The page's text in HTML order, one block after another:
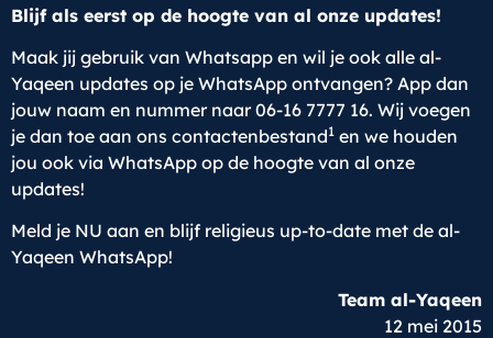
Blijf als eerst op de hoogte van al onze updates!
Maak jij gebruik van Whatsapp en wil je ook alle al-
Yaqeen updates op je WhatsApp ontvangen? App dan
jouw naam en nummer naar 06-16 7777 16. Wij voegen
je dan toe aan ons contactenbestand1 en we houden
jou ook via WhatsApp op de hoogte van al onze
updates!
Meld je NU aan en blijf religieus up-to-date met de al-
Yaqeen WhatsApp!
Team al-Yaqeen
12 mei 2015